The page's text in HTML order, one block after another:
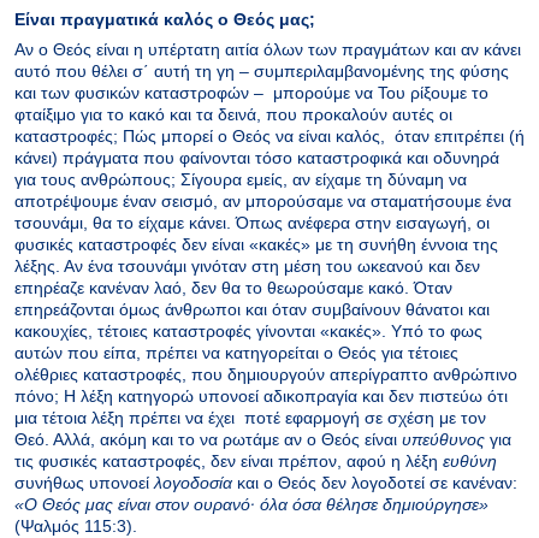
Είναι πραγματικά καλός ο Θεός μας;
Αν ο Θεός είναι η υπέρτατη αιτία όλων των πραγμάτων και αν κάνει
αυτό που θέλει σ΄ αυτή τη γη – συμπεριλαμβανομένης της φύσης
και των φυσικών καταστροφών – μπορούμε να Του ρίξουμε το
φταίξιμο για το κακό και τα δεινά, που προκαλούν αυτές οι
καταστροφές; Πώς μπορεί ο Θεός να είναι καλός, όταν επιτρέπει (ή
κάνει) πράγματα που φαίνονται τόσο καταστροφικά και οδυνηρά
για τους ανθρώπους; Σίγουρα εμείς, αν είχαμε τη δύναμη να
αποτρέψουμε έναν σεισμό, αν μπορούσαμε να σταματήσουμε ένα
τσουνάμι, θα το είχαμε κάνει. Όπως ανέφερα στην εισαγωγή, οι
φυσικές καταστροφές δεν είναι «κακές» με τη συνήθη έννοια της
λέξης. Αν ένα τσουνάμι γινόταν στη μέση του ωκεανού και δεν
επηρέαζε κανέναν λαό, δεν θα το θεωρούσαμε κακό. Όταν
επηρεάζονται όμως άνθρωποι και όταν συμβαίνουν θάνατοι και
κακουχίες, τέτοιες καταστροφές γίνονται «κακές». Υπό το φως
αυτών που είπα, πρέπει να κατηγορείται ο Θεός για τέτοιες
ολέθριες καταστροφές, που δημιουργούν απερίγραπτο ανθρώπινο
πόνο; Η λέξη κατηγορώ υπονοεί αδικοπραγία και δεν πιστεύω ότι
μια τέτοια λέξη πρέπει να έχει ποτέ εφαρμογή σε σχέση με τον
Θεό. Αλλά, ακόμη και το να ρωτάμε αν ο Θεός είναι υπεύθυνος για
τις φυσικές καταστροφές, δεν είναι πρέπον, αφού η λέξη ευθύνη
συνήθως υπονοείλογοδοσία και ο Θεός δεν λογοδοτεί σε κανέναν:
«Ο Θεός μας είναι στoν oυρανό· όλα όσα θέλησε δημιούργησε»
(Ψαλμός 115:3).